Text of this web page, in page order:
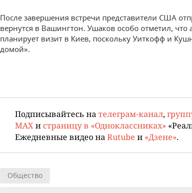
После завершения встречи представители США
вернутся в Вашингтон. Ушаков особо отметил, что
планирует визит в Киев, поскольку Уиткофф и
домой».
Подписывайтесь на телеграм-канал,
MAX и страницу в «Одноклассниках»
Ежедневные видео на Rutube и «Дзене».
Общество